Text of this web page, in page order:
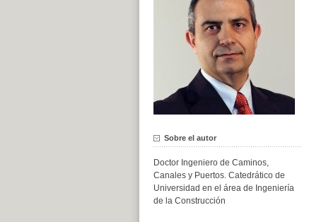
Sobre el autor
Doctor Ingeniero de Caminos,
Canales y Puertos. Catedrático de
Universidad en el área de Ingeniería
de la Construcción